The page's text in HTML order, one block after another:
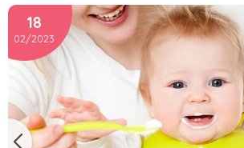
18
02/2023